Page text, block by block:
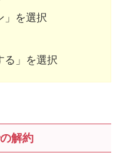
」を選択
る」を選択
解約